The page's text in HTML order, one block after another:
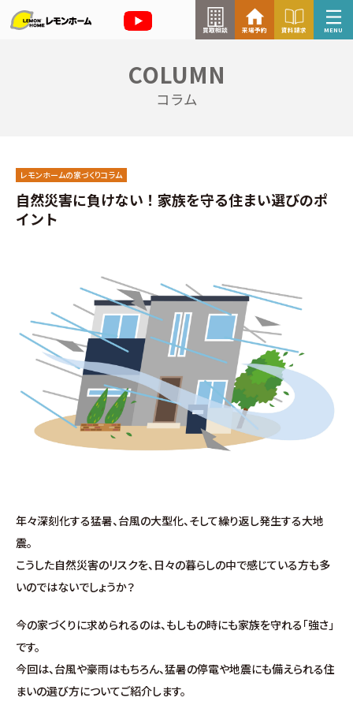
買取相談 来場予約 資料請求 MENU
来場予約はこちら
資料請求はこちら
お知らせ
コラム
施工事例
お客様の声
よくある質問（Q&A）
∟性能 / 高気密・高断熱
∟性能 / 耐震・制震性能
∟保証・アフターフォロー
COLUMN
コラム
レモンホームの家づくりコラム
自然災害に負けない！家族を守る住まい選びのポ
イント
年々深刻化する猛暑、台風の大型化、そして繰り返し発生する大地
震。
こうした自然災害のリスクを、日々の暮らしの中で感じている方も多
いのではないでしょうか？
今の家づくりに求められるのは、もしもの時にも家族を守れる「強さ」
です。
今回は、台風や豪雨はもちろん、猛暑の停電や地震にも備えられる住
まいの選び方についてご紹介します。